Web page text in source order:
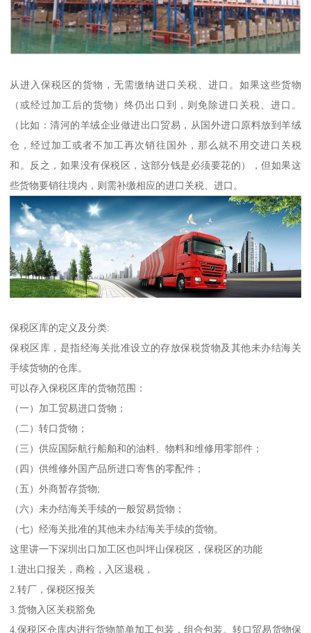
从进入保税区的货物，无需缴纳进口关税、进口。如果这些货物
（或经过加工后的货物）终仍出口到，则免除进口关税、进口。
（比如：清河的羊绒企业做进出口贸易，从国外进口原料放到羊绒
仓，经过加工或者不加工再次销往国外，那么就不用交进口关税
和。反之，如果没有保税区，这部分钱是必须要花的），但如果这
些货物要销往境内，则需补缴相应的进口关税、进口。
保税区库的定义及分类:
保税区库，是指经海关批准设立的存放保税货物及其他未办结海关
手续货物的仓库。
可以存入保税区库的货物范围：
（一）加工贸易进口货物；
（二）转口货物；
（三）供应国际航行船舶和的油料、物料和维修用零部件；
（四）供维修外国产品所进口寄售的零配件；
（五）外商暂存货物;
（六）未办结海关手续的一般贸易货物；
（七）经海关批准的其他未办结海关手续的货物。
这里讲一下深圳出口加工区也叫坪山保税区，保税区的功能
1.进出口报关，商检，入区退税，
2.转厂，保税区报关
3.货物入区关税豁免
4.保税区仓库内进行货物简单加工包装，组合包装。转口贸易货物保